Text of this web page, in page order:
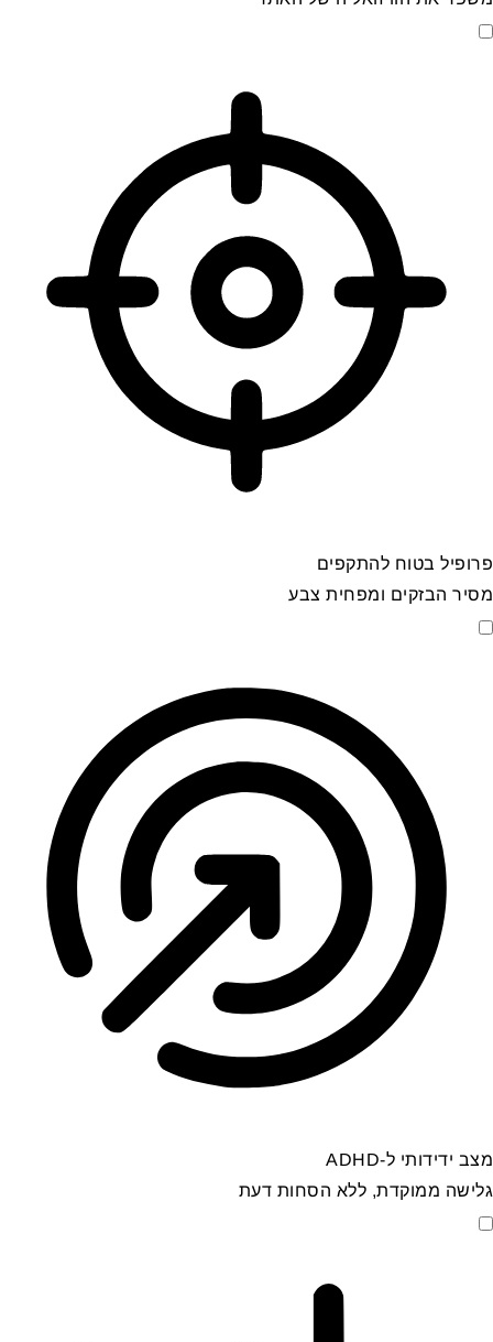
מצב ליקוי ראייה
פרופיל בטוח להתקפים
מסיר הבזקים ומפחית צבע
פרופיל בטוח להתקפים
מצב ידידותי ל-ADHD
גלישה ממוקדת, ללא הסחות דעת
מצב ידידותי ל-ADHD